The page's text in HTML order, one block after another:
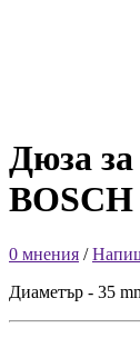
Дюза
0 мнения /
Диаметър - 35